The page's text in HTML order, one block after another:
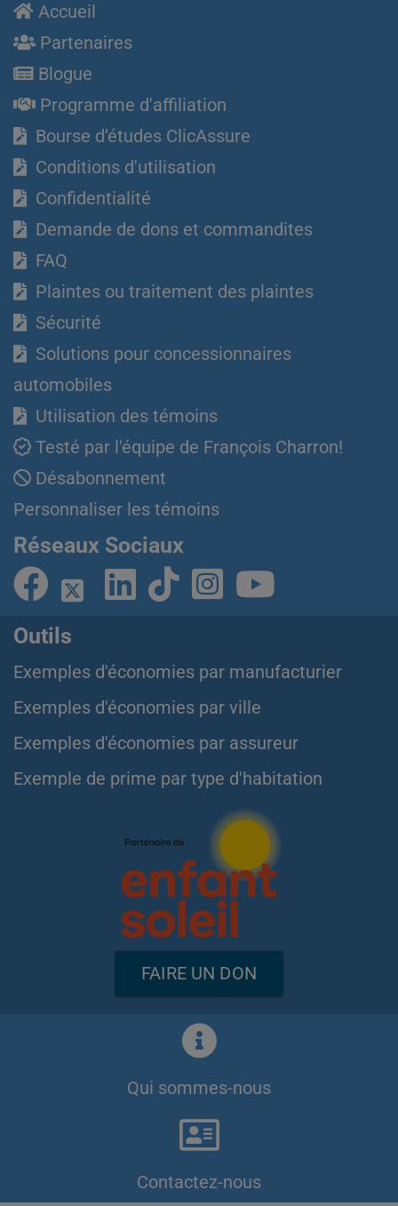
Accueil
Partenaires
Blogue
Programme d'affiliation
Bourse d’études ClicAssure
Conditions d'utilisation
Confidentialité
Demande de dons et commandites
FAQ
Plaintes ou traitement des plaintes
Sécurité
Solutions pour concessionnaires
automobiles
Utilisation des témoins
Testé par l'équipe de François Charron!
Désabonnement
Personnaliser les témoins
Réseaux Sociaux
Outils
Exemples d'économies par manufacturier
Exemples d'économies par ville
Exemples d'économies par assureur
Exemple de prime par type d'habitation
FAIRE UN DON
Qui sommes-nous
Contactez-nous